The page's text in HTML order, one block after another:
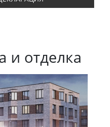
и отделка